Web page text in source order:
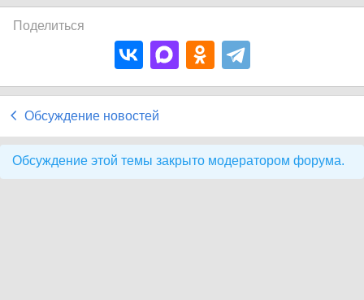
Поделиться
Обсуждение новостей
Обсуждение этой темы закрыто модератором форума.